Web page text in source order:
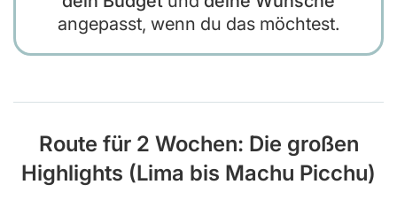
angepasst, wenn du das möchtest.
Route für 2 Wochen: Die großen
Highlights (Lima bis Machu Picchu)